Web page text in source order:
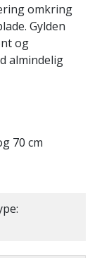
omkring
Gylden
og
almindelig
70 cm